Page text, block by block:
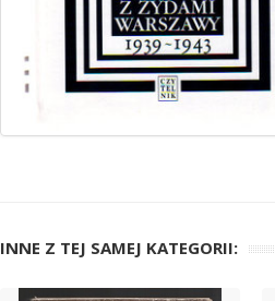
INNE Z TEJ SAMEJ KATEGORII: